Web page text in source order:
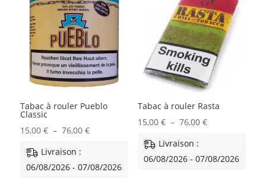
Tabac à rouler Pueblo
Classic
15,00 € – 76,00 €Plage
Livraison :
06/08/2026 - 07/08/2026
Tabac à rouler Rasta
15,00 € – 76,00 €Plage
Livraison :
06/08/2026 - 07/08/2026